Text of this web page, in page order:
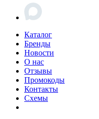
Каталог
Бренды
Новости
О нас
Отзывы
Промокоды
Контакты
Схемы